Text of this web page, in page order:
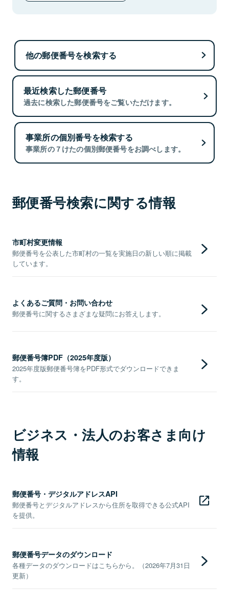
他の郵便番号を検索する
最近検索した郵便番号
過去に検索した郵便番号をご覧いただけます。
事業所の個別番号を検索する
事業所の７けたの個別郵便番号をお調べします。
郵便番号検索に関する情報
市町村変更情報
郵便番号を公表した市町村の一覧を実施日の新しい順に掲載
しています。
よくあるご質問・お問い合わせ
郵便番号に関するさまざまな疑問にお答えします。
郵便番号簿PDF（2025年度版）
2025年度版郵便番号簿をPDF形式でダウンロードできま
す。
ビジネス・法人のお客さま向け
情報
郵便番号・デジタルアドレスAPI
郵便番号とデジタルアドレスから住所を取得できる公式API
を提供。
郵便番号データのダウンロード
各種データのダウンロードはこちらから。（2026年7月31日
更新）